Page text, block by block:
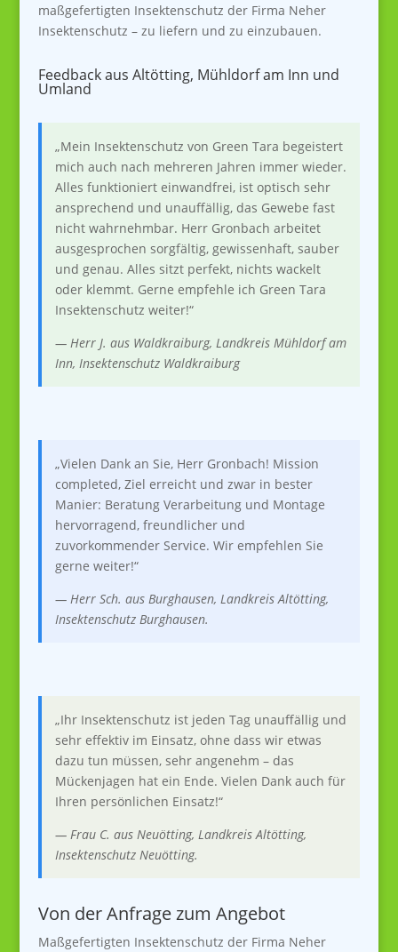
maßgefertigten Insektenschutz der Firma Neher
Insektenschutz – zu liefern und zu einzubauen.
Feedback aus Altötting, Mühldorf am Inn und
Umland
„Mein Insektenschutz von Green Tara begeistert
mich auch nach mehreren Jahren immer wieder.
Alles funktioniert einwandfrei, ist optisch sehr
ansprechend und unauffällig, das Gewebe fast
nicht wahrnehmbar. Herr Gronbach arbeitet
ausgesprochen sorgfältig, gewissenhaft, sauber
und genau. Alles sitzt perfekt, nichts wackelt
oder klemmt. Gerne empfehle ich Green Tara
Insektenschutz weiter!“
— Herr J. aus Waldkraiburg, Landkreis Mühldorf am
Inn, Insektenschutz Waldkraiburg
„Vielen Dank an Sie, Herr Gronbach! Mission
completed, Ziel erreicht und zwar in bester
Manier: Beratung Verarbeitung und Montage
hervorragend, freundlicher und
zuvorkommender Service. Wir empfehlen Sie
gerne weiter!“
— Herr Sch. aus Burghausen, Landkreis Altötting,
Insektenschutz Burghausen.
„Ihr Insektenschutz ist jeden Tag unauffällig und
sehr effektiv im Einsatz, ohne dass wir etwas
dazu tun müssen, sehr angenehm – das
Mückenjagen hat ein Ende. Vielen Dank auch für
Ihren persönlichen Einsatz!“
— Frau C. aus Neuötting, Landkreis Altötting,
Insektenschutz Neuötting.
Von der Anfrage zum Angebot
Maßgefertigten Insektenschutz der Firma Neher